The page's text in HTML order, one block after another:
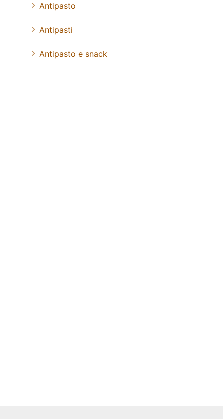
Antipasto
Antipasti
Antipasto e snack